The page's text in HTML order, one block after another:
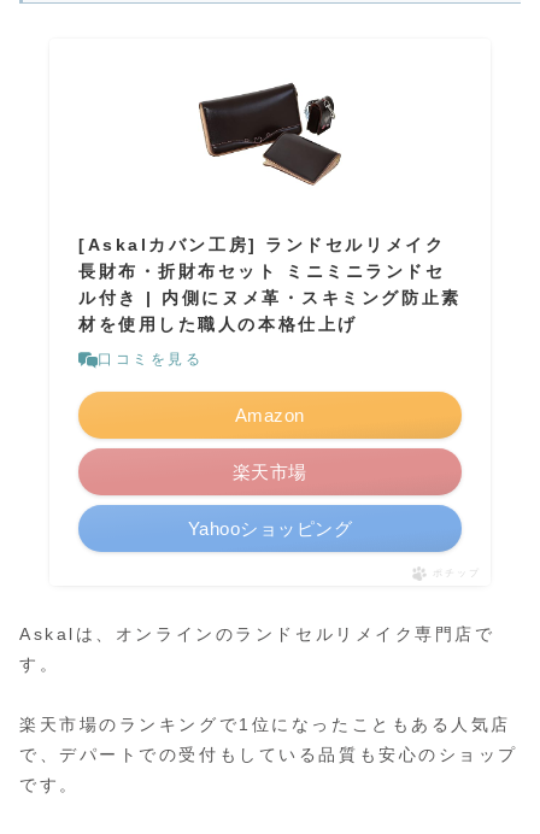
[Askalカバン工房] ランドセルリメイク
長財布・折財布セット ミニミニランドセ
ル付き | 内側にヌメ革・スキミング防止素
材を使用した職人の本格仕上げ
口コミを見る
Amazon
楽天市場
Yahooショッピング
ポチップ
Askalは、オンラインのランドセルリメイク専門店で
す。
楽天市場のランキングで1位になったこともある人気店
で、デパートでの受付もしている品質も安心のショップ
です。